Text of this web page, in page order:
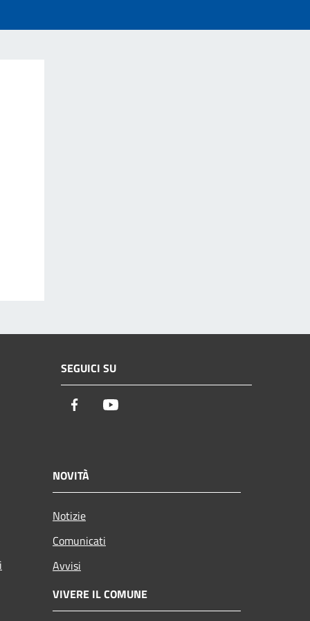
SEGUICI SU
Facebook
NOVITÀ
Notizie
Comunicati
Avvisi
VIVERE IL COMUNE